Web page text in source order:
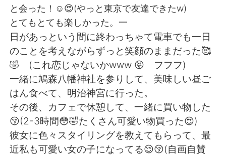
Português
English 简体中文
繁體中文 Español
العربية Français
Deutsch 日本語
と会った！☺😍(やっと東京で友達できたw)
とてもとても楽しかった。一
日があっという間に終わっちゃて電車でも一日
のことを考えながらずっと笑顔のままだった🥰
🤣 (これ恋じゃないかwww 😝 フフフ)
一緒に鳩森八幡神社を参りして、美味しい昼ご
はん食べて、明治神宮に行った。
その後、カフェで休憩して、一緒に買い物した
😚(2-3時間😳🤣たくさん可愛い物買った😍)
彼女に色々スタイリングを教えてもらって、最
近私も可愛い女の子になってる😌😚(自画自賛